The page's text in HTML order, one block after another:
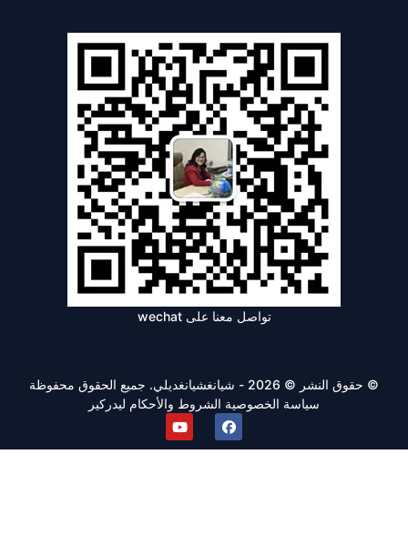
تواصل معنا على wechat
© حقوق النشر © 2026 - شيانغشيانغديلي. جميع الحقوق محفوظة
سياسة الخصوصية الشروط والأحكام ليدركير